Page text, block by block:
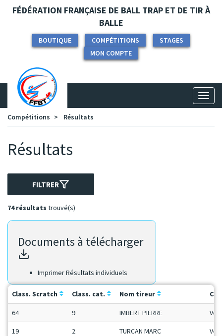
Panneau de gestion des cookies
FÉDÉRATION FRANÇAISE DE BALL TRAP ET DE TIR À
BALLE
BOUTIQUE COMPÉTITIONS
STAGES
MON COMPTE
Compétitions
Résultats
Résultats
FILTRER
74 résultats trouvé(s)
Documents à télécharger
Imprimer Résultats individuels
Class. Scratch Class. cat. Nom tireur
64 9 IMBERT PIERRE Vet
19 2 TURCAN MARC Vet